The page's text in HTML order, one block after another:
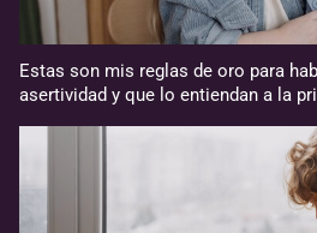
Estas son mis reglas de oro para
asertividad y que lo entiendan a la